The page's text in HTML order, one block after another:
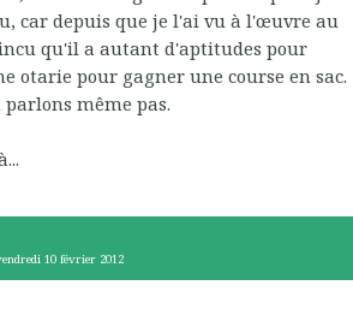
car depuis que je l'ai vu à l'œuvre au
qu'il a autant d'aptitudes pour
otarie pour gagner une course en sac.
même pas.
10 février 2012